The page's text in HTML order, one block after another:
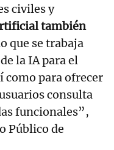
civiles y
también
que se trabaja
la IA para el
como para ofrecer
consulta
funcionales”,
Público de